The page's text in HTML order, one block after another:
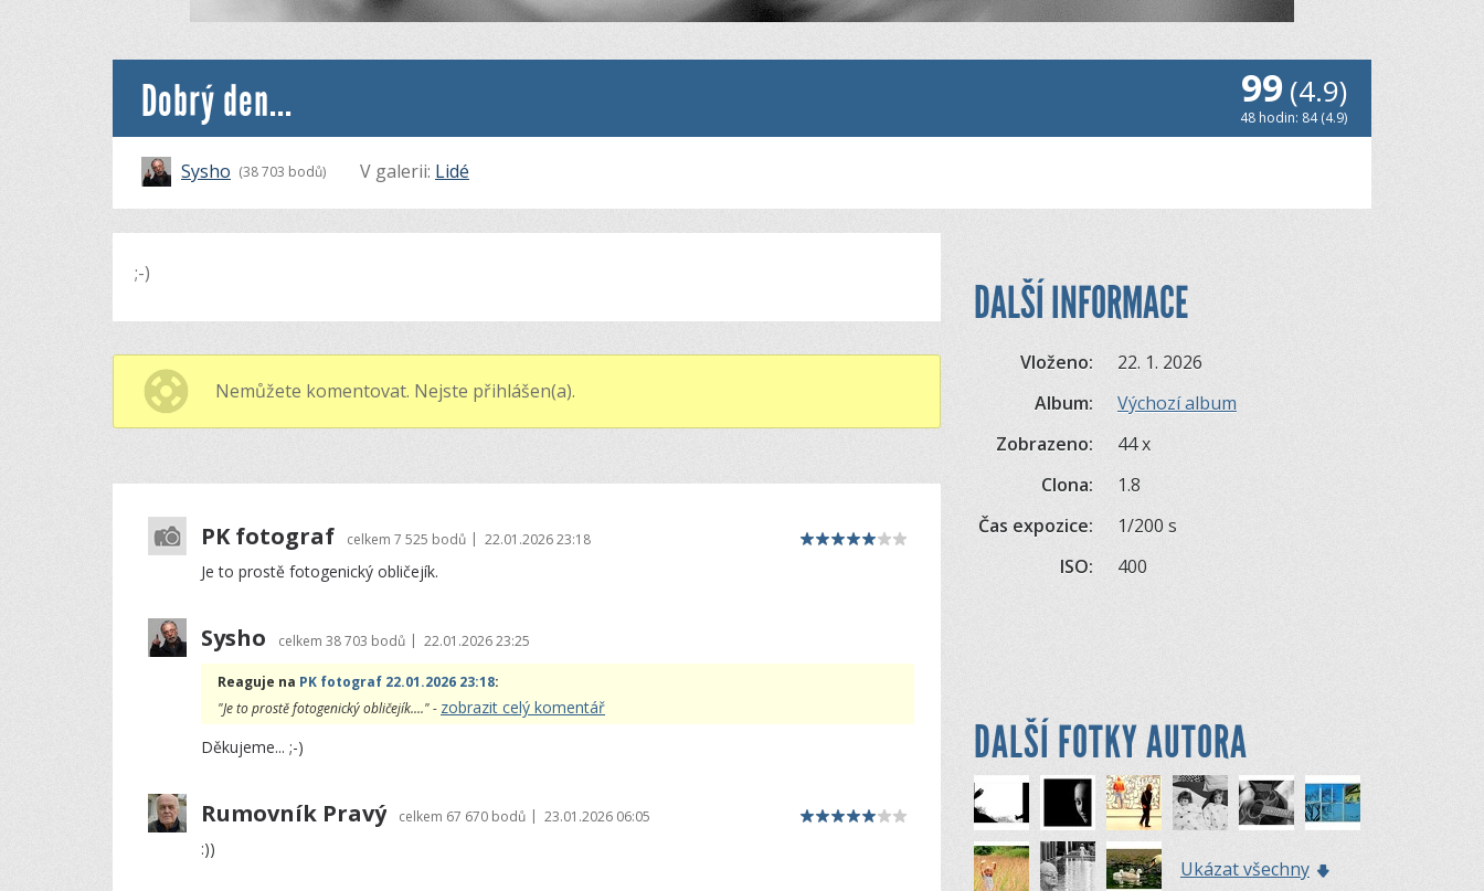
Dobrý den... 99(4.9)
48 hodin: 84 (4.9)
Sysho (38 703 bodů) V galerii: Lidé
;-)
Nemůžete komentovat. Nejste přihlášen(a).
PK fotograf celkem 7 525 bodů | 22.01.2026 23:18
Je to prostě fotogenický obličejík.
Sysho celkem 38 703 bodů | 22.01.2026 23:25
Reaguje na PK fotograf 22.01.2026 23:18:
"Je to prostě fotogenický obličejík...." - zobrazit celý komentář
Děkujeme... ;-)
Rumovník Pravý celkem 67 670 bodů | 23.01.2026 06:05
:))
DALŠÍ INFORMACE
Vloženo:
22. 1. 2026
Album:
Výchozí album
Zobrazeno:
44 x
Clona:
1.8
Čas expozice:
1/200 s
ISO:
400
DALŠÍ FOTKY AUTORA
Ukázat všechny